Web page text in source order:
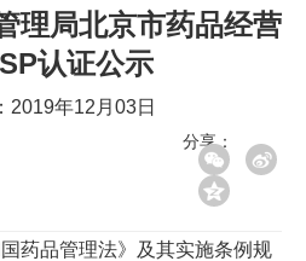
理局北京市药品经营
认证公示
2019年12月03日
分享：
品管理法》及其实施条例规